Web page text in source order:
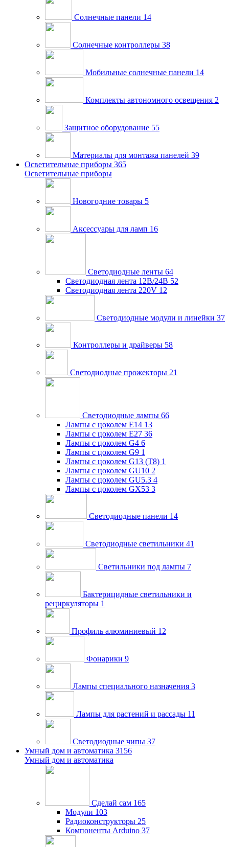
Солнечные панели 14
Солнечные контроллеры 38
Мобильные солнечные панели 14
Комплекты автономного освещения 2
Защитное оборудование 55
Материалы для монтажа панелей 39
Осветительные приборы 365
Осветительные приборы
Новогодние товары 5
Аксессуары для ламп 16
Светодиодные ленты 64
Светодиодная лента 12В/24В 52
Светодиодная лента 220V 12
Светодиодные модули и линейки 37
Контроллеры и драйверы 58
Светодиодные прожекторы 21
Светодиодные лампы 66
Лампы с цоколем E14 13
Лампы с цоколем E27 36
Лампы с цоколем G4 6
Лампы с цоколем G9 1
Лампы с цоколем G13 (Т8) 1
Лампы с цоколем GU10 2
Лампы с цоколем GU5.3 4
Лампы с цоколем GX53 3
Светодиодные панели 14
Светодиодные светильники 41
Светильники под лампы 7
Бактерицидные светильники и
рециркуляторы 1
Профиль алюминиевый 12
Фонарики 9
Лампы специального назначения 3
Лампы для растений и рассады 11
Светодиодные чипы 37
Умный дом и автоматика 3156
Умный дом и автоматика
Сделай сам 165
Модули 103
Радиоконструкторы 25
Компоненты Arduino 37